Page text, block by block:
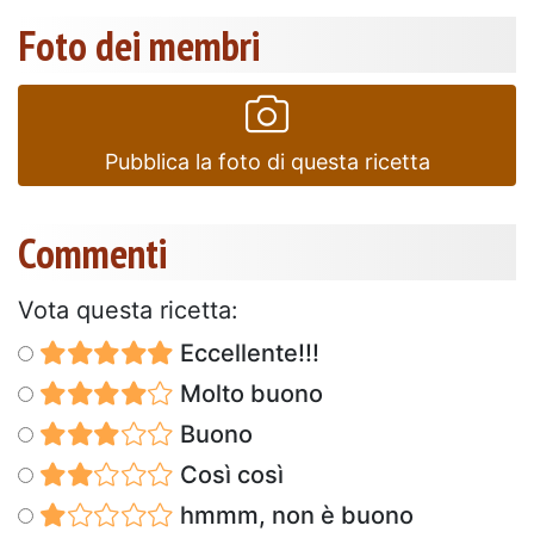
Foto dei membri
Pubblica la foto di questa ricetta
Commenti
Vota questa ricetta:
Eccellente!!!
Molto buono
Buono
Così così
hmmm, non è buono